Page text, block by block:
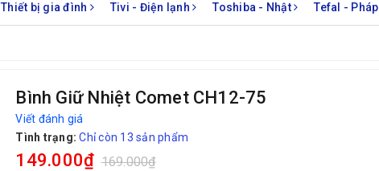
Thiết bị gia đình Tivi - Điện lạnh Toshiba - Nhật Tefal - Pháp
Bình Giữ Nhiệt Comet CH12-75
Viết đánh giá
Tình trạng: Chỉ còn 13 sản phẩm
149.000₫ 169.000₫